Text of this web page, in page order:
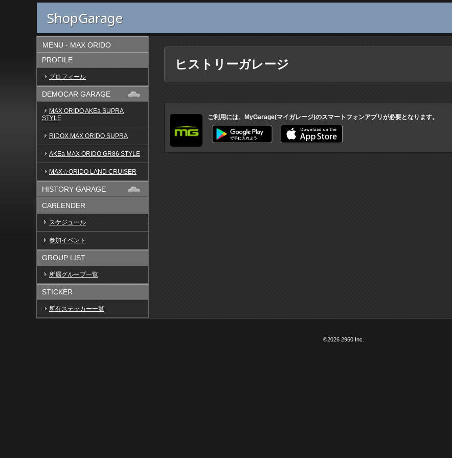
ShopGarage
MENU - MAX ORIDO
PROFILE
プロフィール
DEMOCAR GARAGE
MAX ORIDO AKEa SUPRA
STYLE
RIDOX MAX ORIDO SUPRA
AKEa MAX ORIDO GR86 STYLE
MAX☆ORIDO LAND CRUISER
HISTORY GARAGE
CARLENDER
スケジュール
参加イベント
GROUP LIST
所属グループ一覧
STICKER
所有ステッカー一覧
ヒストリーガレージ
ご利用には、MyGarage(マイガレージ)のスマートフォンアプリが必要となります。
©2026 2960 Inc.